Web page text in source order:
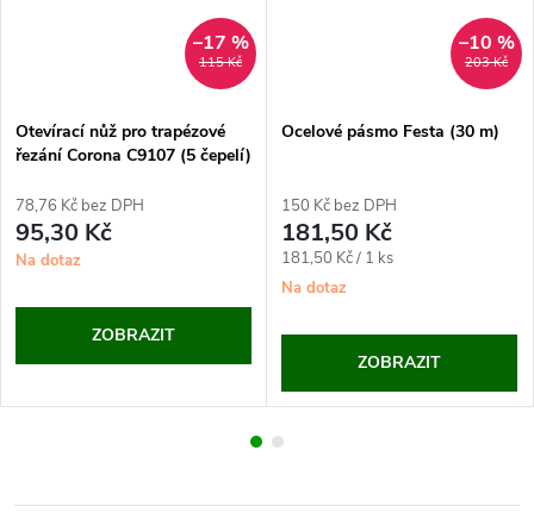
115 Kč
–17 %
Otevírací nůž pro trapézové
řezání Corona C9107 (5 čepelí)
78,76 Kč bez DPH
95,30 Kč
Na dotaz
ZOBRAZIT
203 Kč
–10 %
Ocelové pásmo Festa (30 m)
150 Kč bez DPH
181,50 Kč
Měrná
cena:
181,50 Kč / 1 ks
Na dotaz
ZOBRAZIT